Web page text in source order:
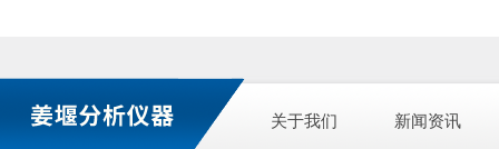
关于我们 新闻资讯